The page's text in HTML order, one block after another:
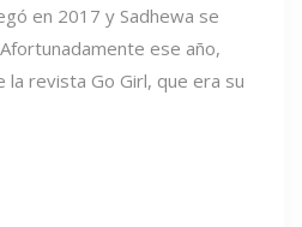
en 2017 y Sadhewa se
ese año,
la revista Go Girl, que era su